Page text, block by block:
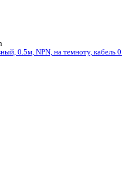
0.5м, NPN, на темноту,